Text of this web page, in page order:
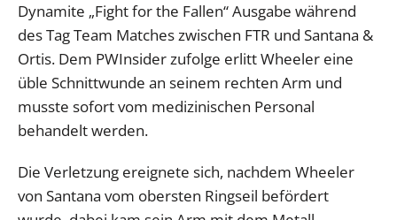
Dynamite „Fight for the Fallen“ Ausgabe während
des Tag Team Matches zwischen FTR und Santana &
Ortis. Dem PWInsider zufolge erlitt Wheeler eine
üble Schnittwunde an seinem rechten Arm und
musste sofort vom medizinischen Personal
behandelt werden.
Die Verletzung ereignete sich, nachdem Wheeler
von Santana vom obersten Ringseil befördert